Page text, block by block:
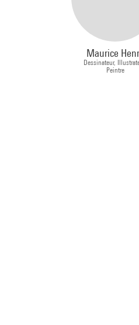
Maurice
Dessinateur,
Peintre